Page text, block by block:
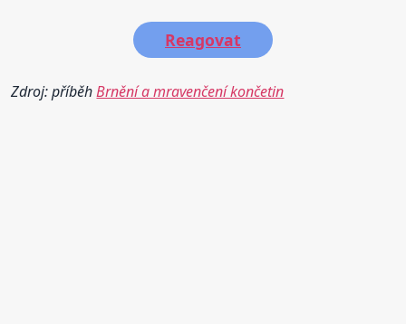
Reagovat
Zdroj: příběhBrnění a mravenčení končetin